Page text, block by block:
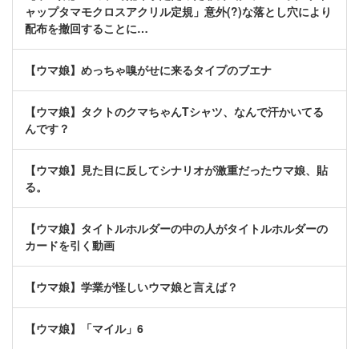
ャップタマモクロスアクリル定規」意外(?)な落とし穴により
配布を撤回することに…
【ウマ娘】めっちゃ嗅がせに来るタイプのブエナ
【ウマ娘】タクトのクマちゃんTシャツ、なんで汗かいてる
んです？
【ウマ娘】見た目に反してシナリオが激重だったウマ娘、貼
る。
【ウマ娘】タイトルホルダーの中の人がタイトルホルダーの
カードを引く動画
【ウマ娘】学業が怪しいウマ娘と言えば？
【ウマ娘】「マイル」6